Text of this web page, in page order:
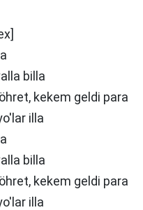
billa
kekem geldi para
illa
billa
kekem geldi para
illa